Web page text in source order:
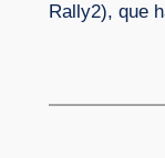
Rally2), que